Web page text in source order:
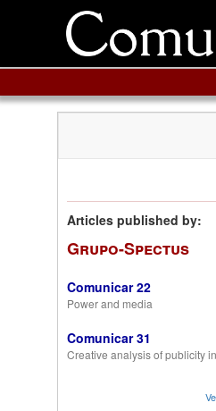
Articles published by:
Grupo-Spectus
Comunicar 22
Power and media
Comunicar 31
Creative analysis of publicity